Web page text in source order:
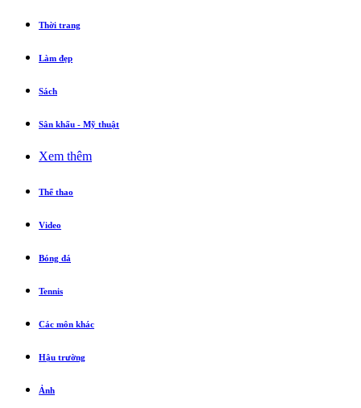
Thời trang
Làm đẹp
Sách
Sân khấu - Mỹ thuật
Xem thêm
Thể thao
Video
Bóng đá
Tennis
Các môn khác
Hậu trường
Ảnh